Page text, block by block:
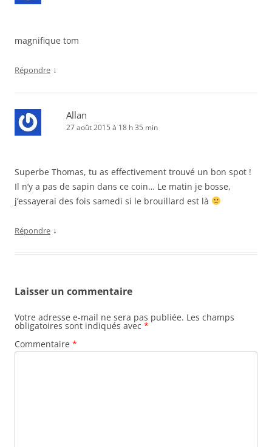
magnifique tom
Répondre ↓
Allan
27 août 2015 à 18 h 35 min
Superbe Thomas, tu as effectivement trouvé un bon spot !
Il n’y a pas de sapin dans ce coin… Le matin je bosse,
j’essayerai des fois samedi si le brouillard est là
Répondre ↓
Laisser un commentaire
Votre adresse e-mail ne sera pas publiée. Les champs
obligatoires sont indiqués avec *
Commentaire *